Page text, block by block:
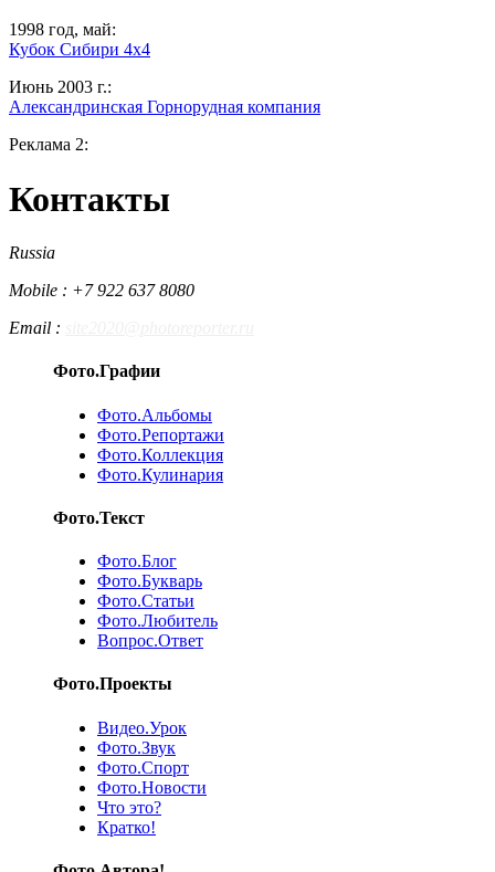
1998 год, май:
Кубок Сибири 4х4
Июнь 2003 г.:
Александринская Горнорудная компания
Реклама 2:
Контакты
Russia
Mobile : +7 922 637 8080
Email :
Фото.Графии
Фото.Альбомы
Фото.Репортажи
Фото.Коллекция
Фото.Кулинария
Фото.Текст
Фото.Блог
Фото.Букварь
Фото.Статьи
Фото.Любитель
Вопрос.Ответ
Фото.Проекты
Видео.Урок
Фото.Звук
Фото.Спорт
Фото.Новости
Что это?
Кратко!